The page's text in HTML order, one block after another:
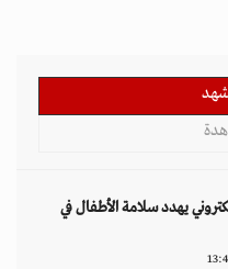
يهدد سلامة الأطفال في